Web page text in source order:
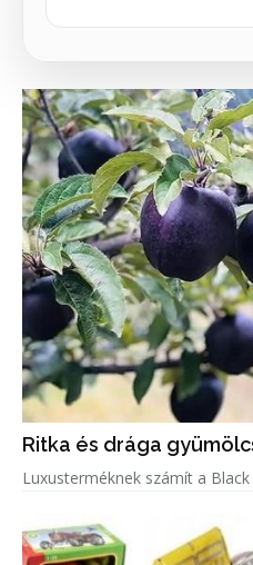
Ritka és drága
Luxusterméknek számít a